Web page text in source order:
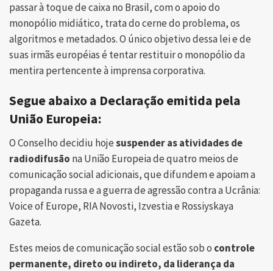
passar à toque de caixa no Brasil, com o apoio do
monopólio midiático, trata do cerne do problema, os
algoritmos e metadados. O único objetivo dessa lei e de
suas irmãs européias é tentar restituir o monopólio da
mentira pertencente à imprensa corporativa.
Segue abaixo a Declaração emitida pela
União Europeia:
O Conselho decidiu hojesuspender as atividades de
radiodifusão na União Europeia de quatro meios de
comunicação social adicionais, que difundem e apoiam a
propaganda russa e a guerra de agressão contra a Ucrânia:
Voice of Europe, RIA Novosti, Izvestia e Rossiyskaya
Gazeta.
Estes meios de comunicação social estão sob o controle
permanente, direto ou indireto, da liderança da